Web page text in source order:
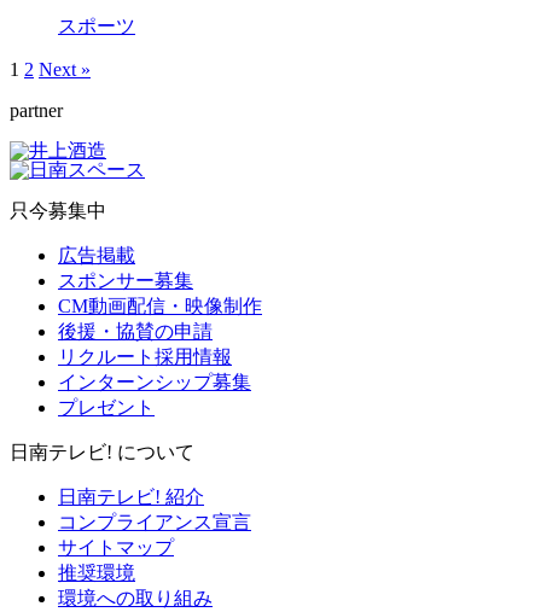
スポーツ
1 2 Next »
partner
只今募集中
広告掲載
スポンサー募集
CM動画配信・映像制作
後援・協賛の申請
リクルート採用情報
インターンシップ募集
プレゼント
日南テレビ! について
日南テレビ! 紹介
コンプライアンス宣言
サイトマップ
推奨環境
環境への取り組み